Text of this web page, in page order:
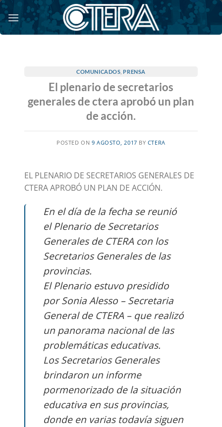
Saltar
al
contenido
COMUNICADOS ,PRENSA
El plenario de secretarios
generales de ctera aprobó un plan
de acción.
POSTED ON 9 AGOSTO, 2017 BY CTERA
EL PLENARIO DE SECRETARIOS GENERALES DE
CTERA APROBÓ UN PLAN DE ACCIÓN.
En el día de la fecha se reunió
el Plenario de Secretarios
Generales de CTERA con los
Secretarios Generales de las
provincias.
El Plenario estuvo presidido
por Sonia Alesso – Secretaria
General de CTERA – que realizó
un panorama nacional de las
problemáticas educativas.
Los Secretarios Generales
brindaron un informe
pormenorizado de la situación
educativa en sus provincias,
donde en varias todavía siguen